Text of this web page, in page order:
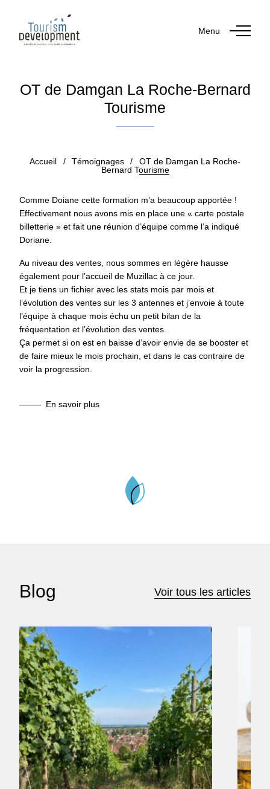
Menu
OT de Damgan La Roche-Bernard
Tourisme
Accueil / Témoignages /
OT de Damgan La Roche-
Bernard Tourisme
Comme Doiane cette formation m’a beaucoup apportée !
Effectivement nous avons mis en place une « carte postale
billetterie » et fait une réunion d’équipe comme l’a indiqué
Doriane.
Au niveau des ventes, nous sommes en légère hausse
également pour l’accueil de Muzillac à ce jour.
Et je tiens un fichier avec les stats mois par mois et
l’évolution des ventes sur les 3 antennes et j’envoie à toute
l’équipe à chaque mois échu un petit bilan de la
fréquentation et l’évolution des ventes.
Ça permet si on est en baisse d’avoir envie de se booster et
de faire mieux le mois prochain, et dans le cas contraire de
voir la progression.
En savoir plus
Blog Voir tous les articles